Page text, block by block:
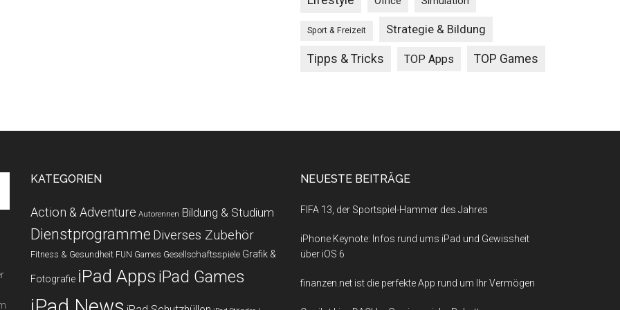
Sport & Freizeit Strategie & Bildung
Tipps & Tricks TOP Apps TOP Games
KATEGORIEN
Action & Adventure Autorennen Bildung & Studium
Dienstprogramme Diverses Zubehör
Fitness & Gesundheit FUN Games Gesellschaftsspiele Grafik &
Fotografie iPad Apps iPad Games
NEUESTE BEITRÄGE
FIFA 13, der Sportspiel-Hammer des Jahres
iPhone Keynote: Infos rund ums iPad und Gewissheit
über iOS 6
finanzen.net ist die perfekte App rund um Ihr Vermögen